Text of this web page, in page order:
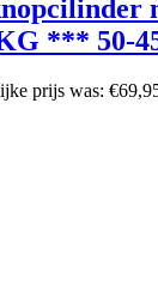
*** 50-
prijs was: